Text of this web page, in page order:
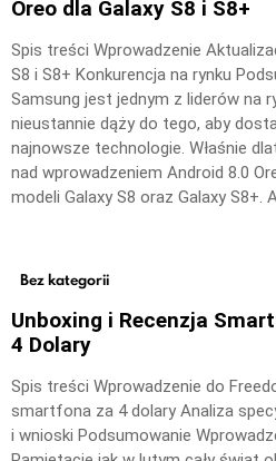
Oreo dla Galaxy S8 i S8+
Spis treści Wprowadzenie
S8 i S8+ Konkurencja na rynku
Samsung jest jednym z liderów na
nieustannie dąży do tego, aby
najnowsze technologie. Właśnie
nad wprowadzeniem Android 8.0
modeli Galaxy S8 oraz Galaxy S8+.
Bez kategorii
Unboxing i Recenzja
4 Dolary
Spis treści Wprowadzenie do
smartfona za 4 dolary Analiza
i wnioski Podsumowanie